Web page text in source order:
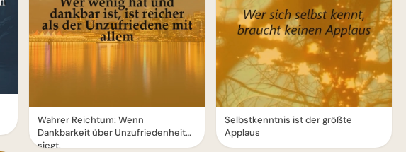
Wahrer Reichtum: Wenn
Dankbarkeit über Unzufriedenheit
siegt.
Selbstkenntnis ist der größte
Applaus